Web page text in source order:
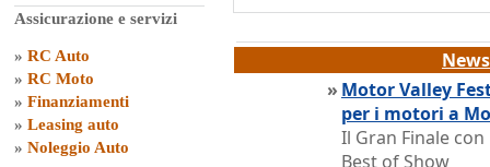
Assicurazione e servizi
» RC Auto
» RC Moto
» Finanziamenti
» Leasing auto
» Noleggio Auto
» Motor Valley
per i motori a
Il Gran Finale
Best of Show